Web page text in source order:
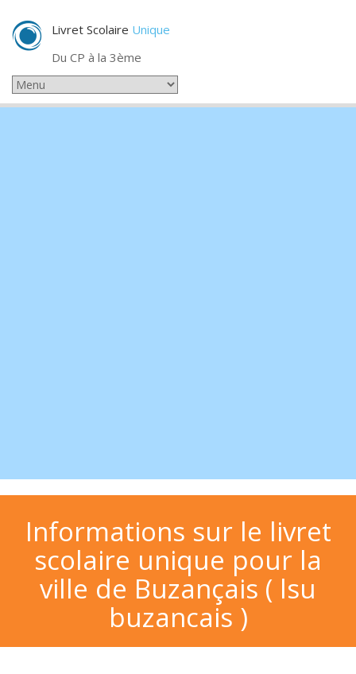
Livret Scolaire Unique
Du CP à la 3ème
Informations sur le livret
scolaire unique pour la
ville de Buzançais ( lsu
buzancais )